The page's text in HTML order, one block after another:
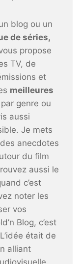
blog ou un
de séries,
propose
TV, de
et
meilleures
par genre ou
aussi
Je mets
anecdotes
du film
aussi le
c’est
noter les
vos
Blog, c’est
était de
alliant